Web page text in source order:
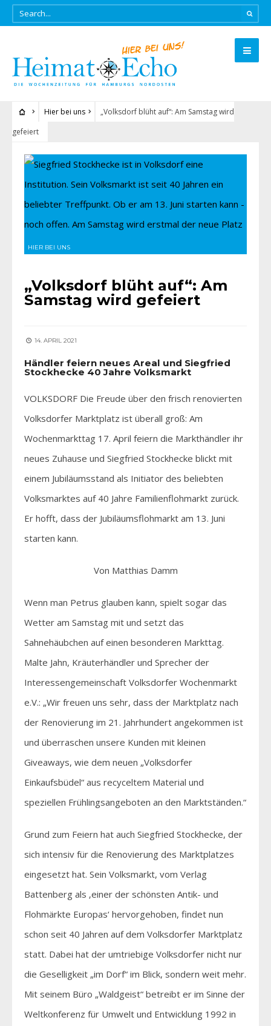
Hier bei uns
„Volksdorf blüht auf“: Am Samstag wird
gefeiert
HIER BEI UNS
„Volksdorf blüht auf“: Am
Samstag wird gefeiert
14. APRIL 2021
Händler feiern neues Areal und Siegfried
Stockhecke 40 Jahre Volksmarkt
VOLKSDORF Die Freude über den frisch renovierten
Volksdorfer Marktplatz ist überall groß: Am
Wochenmarkttag 17. April feiern die Markthändler ihr
neues Zuhause und Siegfried Stockhecke blickt mit
einem Jubiläumsstand als Initiator des beliebten
Volksmarktes auf 40 Jahre Familienflohmarkt zurück.
Er hofft, dass der Jubiläumsflohmarkt am 13. Juni
starten kann.
Von Matthias Damm
Wenn man Petrus glauben kann, spielt sogar das
Wetter am Samstag mit und setzt das
Sahnehäubchen auf einen besonderen Markttag.
Malte Jahn, Kräuterhändler und Sprecher der
Interessengemeinschaft Volksdorfer Wochenmarkt
e.V.: „Wir freuen uns sehr, dass der Marktplatz nach
der Renovierung im 21. Jahrhundert angekommen ist
und überraschen unsere Kunden mit kleinen
Giveaways, wie dem neuen „Volksdorfer
Einkaufsbüdel“ aus recyceltem Material und
speziellen Frühlingsangeboten an den Marktständen.“
Grund zum Feiern hat auch Siegfried Stockhecke, der
sich intensiv für die Renovierung des Marktplatzes
eingesetzt hat. Sein Volksmarkt, vom Verlag
Battenberg als ‚einer der schönsten Antik- und
Flohmärkte Europas‘ hervorgehoben, findet nun
schon seit 40 Jahren auf dem Volksdorfer Marktplatz
statt. Dabei hat der umtriebige Volksdorfer nicht nur
die Geselligkeit „im Dorf“ im Blick, sondern weit mehr.
Mit seinem Büro „Waldgeist“ betreibt er im Sinne der
Weltkonferenz für Umwelt und Entwicklung 1992 in